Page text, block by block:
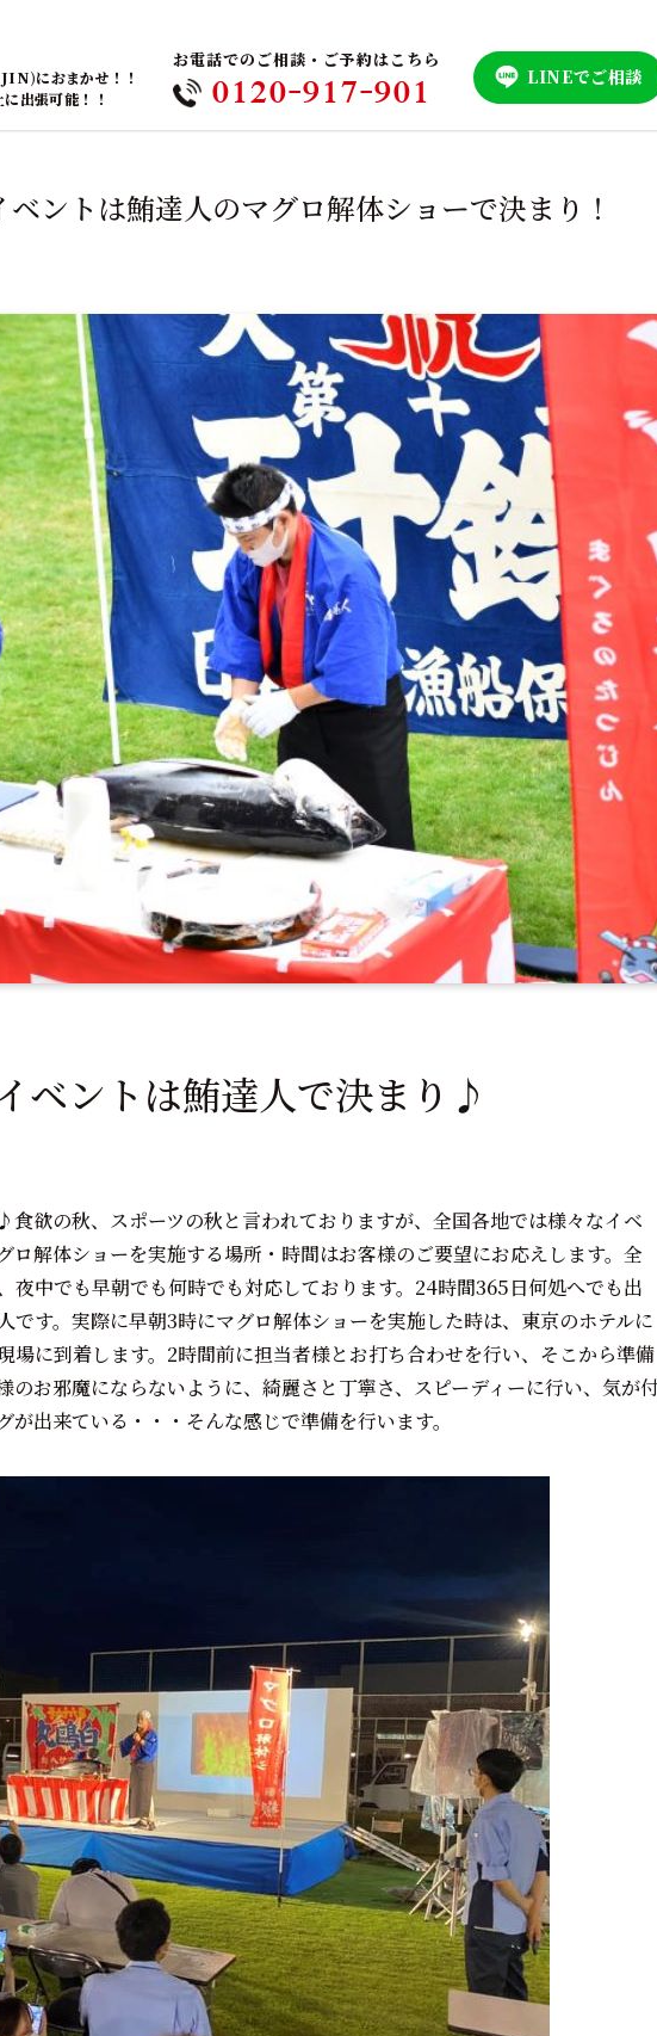
におまかせ！！
出張可能！！
お電話でのご相談・ご予約はこちら
0120-917-901 LINEでご相談
ントは鮪達人のマグロ解体ショーで決まり！
ベントは鮪達人で決まり♪
欲の秋、スポーツの秋と言われておりますが、全国各地では様々なイベ
ロ解体ショーを実施する場所・時間はお客様のご要望にお応えします。全
夜中でも早朝でも何時でも対応しております。24時間365日何処へでも出
です。実際に早朝3時にマグロ解体ショーを実施した時は、東京のホテルに
場に到着します。2時間前に担当者様とお打ち合わせを行い、そこから準備
のお邪魔にならないように、綺麗さと丁寧さ、スピーディーに行い、気が
出来ている・・・そんな感じで準備を行います。